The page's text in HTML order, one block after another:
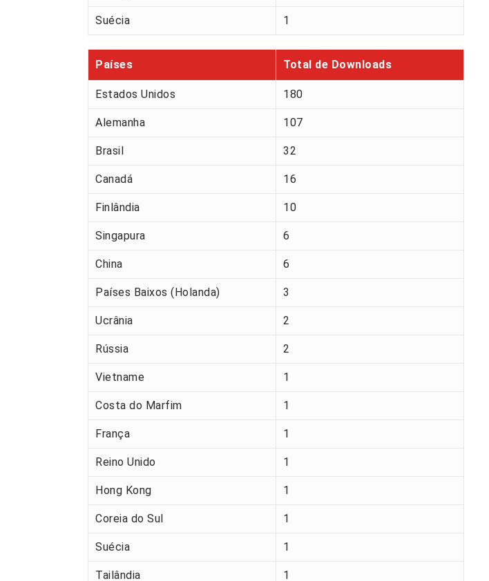
Suécia 1
Países Total de Downloads
Estados Unidos 180
Alemanha 107
Brasil 32
Canadá 16
Finlândia 10
Singapura 6
China 6
Países Baixos (Holanda) 3
Ucrânia 2
Rússia 2
Vietname 1
Costa do Marfim 1
França 1
Reino Unido 1
Hong Kong 1
Coreia do Sul 1
Suécia 1
Tailândia 1